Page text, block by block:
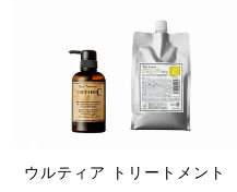
ウルティア トリートメント